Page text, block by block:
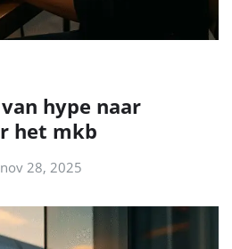
hype naar
het mkb
nov 28, 2025